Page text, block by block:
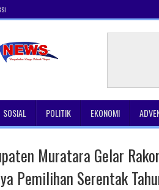
SOSIAL POLITIK EKONOMI
Muratara Gelar
Pemilihan Serentak